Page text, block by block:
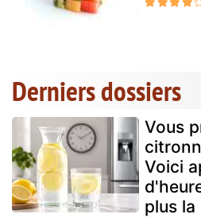
Derniers dossiers
Vous
Voici
plus la